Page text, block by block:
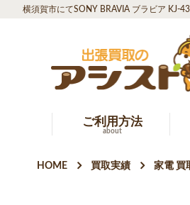
横須賀市にてSONY BRAVIA ブラビア KJ-
ご利用方法
about
HOME 買取実績 家電 買